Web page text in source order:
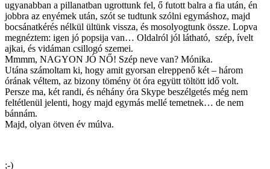
ugyanabban a pillanatban ugrottunk fel, ő futott balra a fia után, én
jobbra az enyémek után, szót se tudtunk szólni egymáshoz, majd
bocsánatkérés nélkül ültünk vissza, és mosolyogtunk össze. Lopva
megnéztem: igen jó popsija van… Oldalról jól látható, szép, ívelt
ajkai, és vidáman csillogó szemei.
Mmmm, NAGYON JÓ NŐ! Szép neve van? Mónika.
Utána számoltam ki, hogy amit gyorsan elreppenő két – három
órának véltem, az bizony tömény öt óra együtt töltött idő volt.
Persze ma, két randi, és néhány óra Skype beszélgetés még nem
feltétlenül jelenti, hogy majd egymás mellé temetnek… de nem
bánnám.
Majd, olyan ötven év múlva.
;-)